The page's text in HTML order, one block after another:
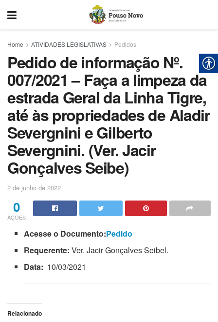
Home ATIVIDADES LEGISLATIVAS Pedidos
Pedido de informação Nº.
007/2021 – Faça a limpeza da
estrada Geral da Linha Tigre,
até às propriedades de Aladir
Severgnini e Gilberto
Severgnini. (Ver. Jacir
Gonçalves Seibe)
2 de junho de 2022
0
AÇÕES
Acesse o Documento:Pedido
Requerente:Ver. Jacir Gonçalves Seibel.
Data: 10/03/2021
Relacionado